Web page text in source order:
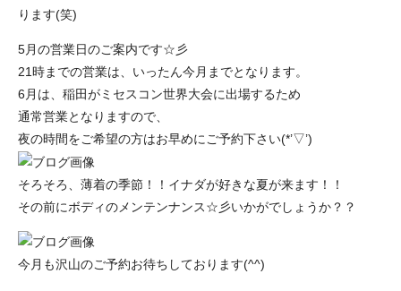
ります(笑)
5月の営業日のご案内です☆彡
21時までの営業は、いったん今月までとなります。
6月は、稲田がミセスコン世界大会に出場するため
通常営業となりますので、
夜の時間をご希望の方はお早めにご予約下さい(*’▽’)
そろそろ、薄着の季節！！イナダが好きな夏が来ます！！
その前にボディのメンテンナンス☆彡いかがでしょうか？？
今月も沢山のご予約お待ちしております(^^)